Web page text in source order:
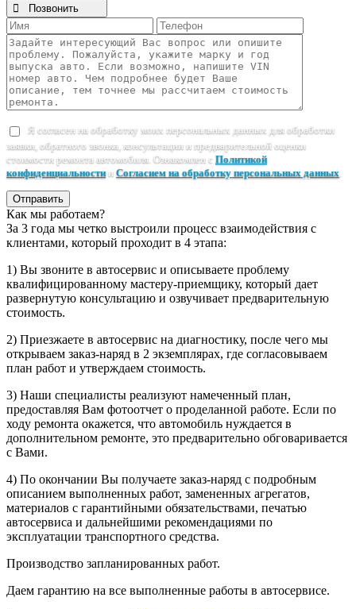
 Позвонить
Я согласен на обработку моих персональных данных для обработки
заявки, обратного звонка, консультации и предварительной оценки
стоимости ремонта автомобиля. Ознакомлен с Политикой
конфиденциальностии Согласием на обработку персональных данных
Отправить
Как мы работаем?
За 3 года мы четко выстроили процесс взаимодействия с
клиентами, который проходит в 4 этапа:
1) Вы звоните в автосервис и описываете проблему
квалифицированному мастеру-приемщику, который дает
развернутую консультацию и озвучивает предварительную
стоимость.
2) Приезжаете в автосервис на диагностику, после чего мы
открываем заказ-наряд в 2 экземплярах, где согласовываем
план работ и утверждаем стоимость.
3) Наши специалисты реализуют намеченный план,
предоставляя Вам фотоотчет о проделанной работе. Если по
ходу ремонта окажется, что автомобиль нуждается в
дополнительном ремонте, это предварительно обговаривается
с Вами.
4) По окончании Вы получаете заказ-наряд с подробным
описанием выполненных работ, замененных агрегатов,
материалов с гарантийными обязательствами, печатью
автосервиса и дальнейшими рекомендациями по
эксплуатации транспортного средства.
Производство запланированных работ.
Даем гарантию на все выполненные работы в автосервисе.